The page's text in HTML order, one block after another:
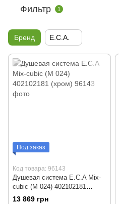
Фильтр 1
Бренд E.C.A.
Под заказ
Код товара: 96143
Душевая система E.C.A Mix-
cubic (М 024) 402102181
(хром)
13 869 грн